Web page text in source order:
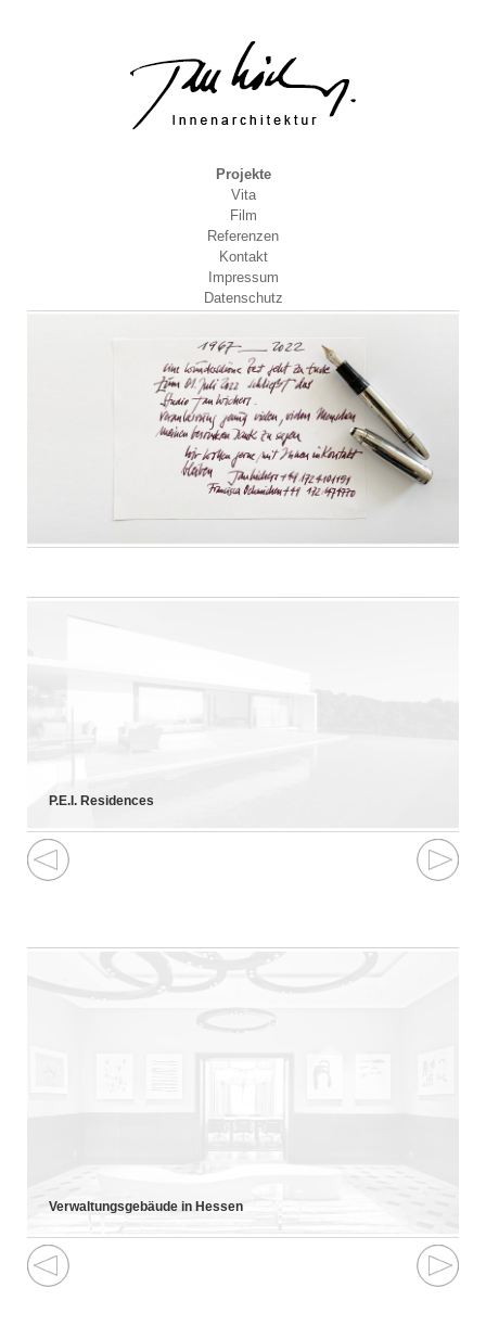
Projekte
Vita
Film
Referenzen
Kontakt
Impressum
Datenschutz
P.E.I. Residences
Verwaltungsgebäude in Hessen